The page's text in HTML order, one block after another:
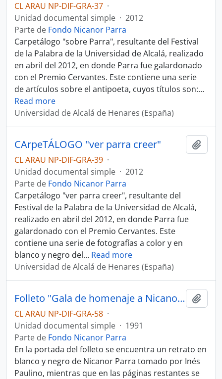
CL ARAU NP-DIF-GRA-37 ·
Unidad documental simple · 2012
Parte de Fondo Nicanor Parra
Carpetálogo "sobre Parra", resultante del Festival
de la Palabra de la Universidad de Alcalá, realizado
en abril del 2012, en donde Parra fue galardonado
con el Premio Cervantes. Este contiene una serie
de artículos sobre el antipoeta, cuyos títulos son:…
Read more
Universidad de Alcalá de Henares (España)
CArpeTÁLOGO "ver parra creer"
CL ARAU NP-DIF-GRA-39 ·
Unidad documental simple · 2012
Parte de Fondo Nicanor Parra
Carpetálogo "ver parra creer", resultante del
Festival de la Palabra de la Universidad de Alcalá,
realizado en abril del 2012, en donde Parra fue
galardonado con el Premio Cervantes. Este
contiene una serie de fotografías a color y en
blanco y negro del… Read more
Universidad de Alcalá de Henares (España)
Folleto "Gala de homenaje a Nicanor Parra Teatro de la Universidad de Chile"
CL ARAU NP-DIF-GRA-58 ·
Unidad documental simple · 1991
Parte de Fondo Nicanor Parra
En la portada del folleto se encuentra un retrato en
blanco y negro de Nicanor Parra tomado por Inés
Paulino, mientras que en las páginas restantes se